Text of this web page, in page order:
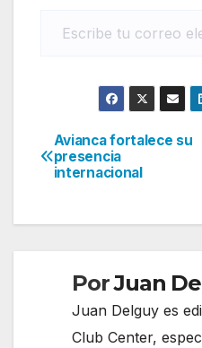
Navegación
de
entradas
Avianca fortalece su
presencia
internacional
PorJuan
Juan Delguy es
Club Center,